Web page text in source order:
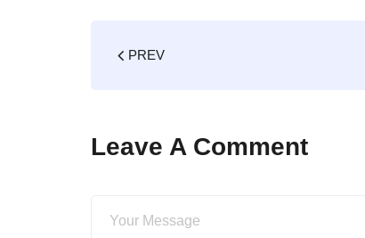
PREV
Leave A Comment